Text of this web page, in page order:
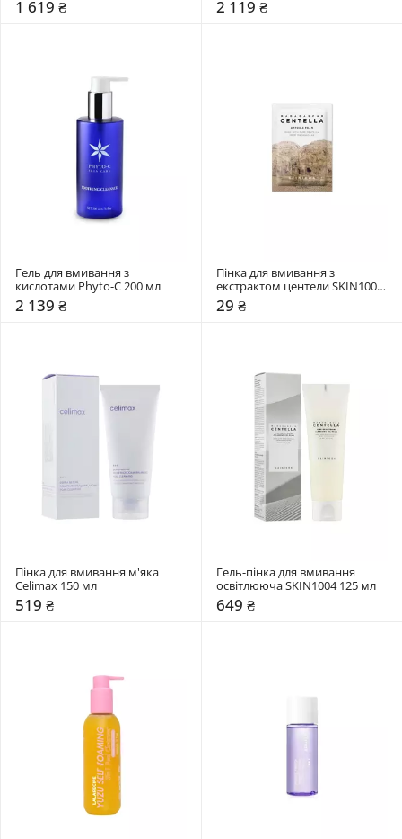
1 619 ₴ 2 119 ₴
Гель для вмивання з
кислотами Phyto-C 200 мл
2 139 ₴
Пінка для вмивання з
екстрактом центели SKIN1004
1,5 мл
29 ₴
Пінка для вмивання м'яка
Celimax 150 мл
519 ₴
Гель-пінка для вмивання
освітлююча SKIN1004 125 мл
649 ₴